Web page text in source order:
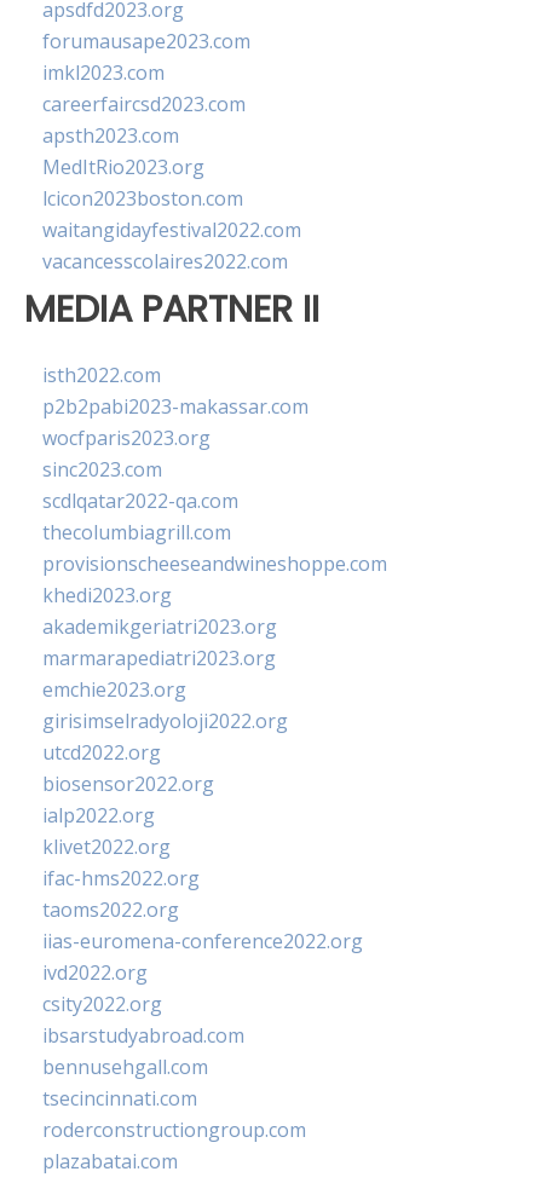
apsdfd2023.org
forumausape2023.com
imkl2023.com
careerfaircsd2023.com
apsth2023.com
MedItRio2023.org
lcicon2023boston.com
waitangidayfestival2022.com
vacancesscolaires2022.com
MEDIA PARTNER II
isth2022.com
p2b2pabi2023-makassar.com
wocfparis2023.org
sinc2023.com
scdlqatar2022-qa.com
thecolumbiagrill.com
provisionscheeseandwineshoppe.com
khedi2023.org
akademikgeriatri2023.org
marmarapediatri2023.org
emchie2023.org
girisimselradyoloji2022.org
utcd2022.org
biosensor2022.org
ialp2022.org
klivet2022.org
ifac-hms2022.org
taoms2022.org
iias-euromena-conference2022.org
ivd2022.org
csity2022.org
ibsarstudyabroad.com
bennusehgall.com
tsecincinnati.com
roderconstructiongroup.com
plazabatai.com